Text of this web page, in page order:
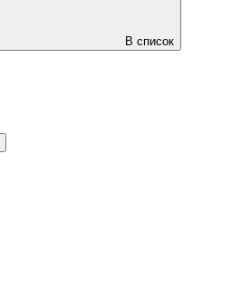
В список